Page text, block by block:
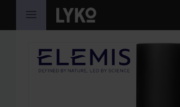
HOPPA TILL INNEHÅLLET
HOPPA ÖVER SEKTIONEN